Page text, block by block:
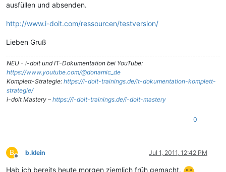
ausfüllen und absenden.
http://www.i-doit.com/ressourcen/testversion/
Lieben Gruß
NEU - i-doit und IT-Dokumentation bei YouTube:
https://www.youtube.com/@donamic_de
Komplett-Strategie: https://i-doit-trainings.de/it-dokumentation-komplett-
strategie/
i-doit Mastery – https://i-doit-trainings.de/i-doit-mastery
0
B
Offline
b.klein Jul 1, 2011, 12:42 PM
Hab ich bereits heute morgen ziemlich früh gemacht.